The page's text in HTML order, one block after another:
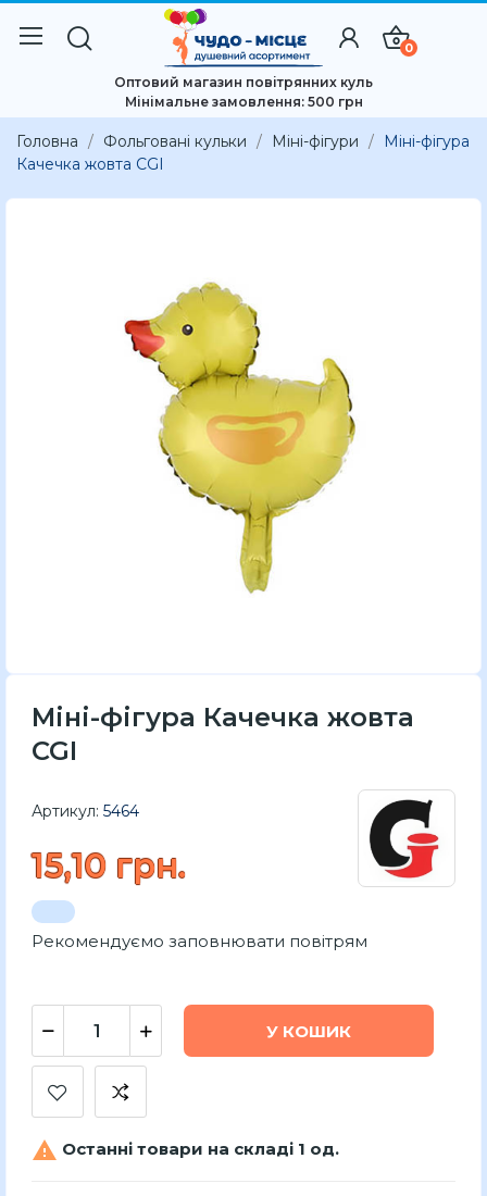
0
Оптовий магазин повітрянних куль
Мінімальне замовлення: 500 грн
Головна Фольговані кульки Міні-фігури
Міні-фігура
Качечка жовта CGI
Міні-фігура Качечка жовта
CGI
Артикул: 5464
15,10 грн.
Рекомендуємо заповнювати повітрям
У КОШИК
 Останні товари на складі 1 од.